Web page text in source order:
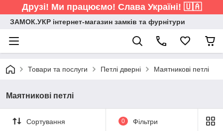
Друзі! Ми працюємо! Слава Україні! 🇺🇦
ЗАМОК.УКР інтернет-магазин замків та фурнітури
Товари та послуги Петлі дверні Маятникові петлі
Маятникові петлі
Сортування 0 Фільтри